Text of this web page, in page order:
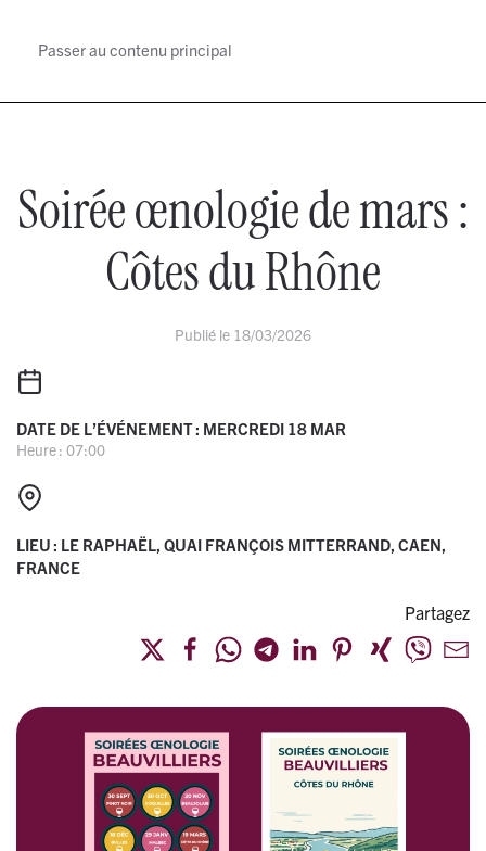
Passer au contenu principal
Soirée œnologie de mars :
Côtes du Rhône
Publié le 18/03/2026
DATE DE L’ÉVÉNEMENT : MERCREDI 18 MAR
Heure : 07:00
LIEU : LE RAPHAËL, QUAI FRANÇOIS MITTERRAND, CAEN,
FRANCE
Partagez